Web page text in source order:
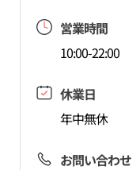
営業時間
10:00-22:00
休業日
年中無休
お問い合わせ